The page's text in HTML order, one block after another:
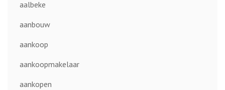
aalbeke
aanbouw
aankoop
aankoopmakelaar
aankopen